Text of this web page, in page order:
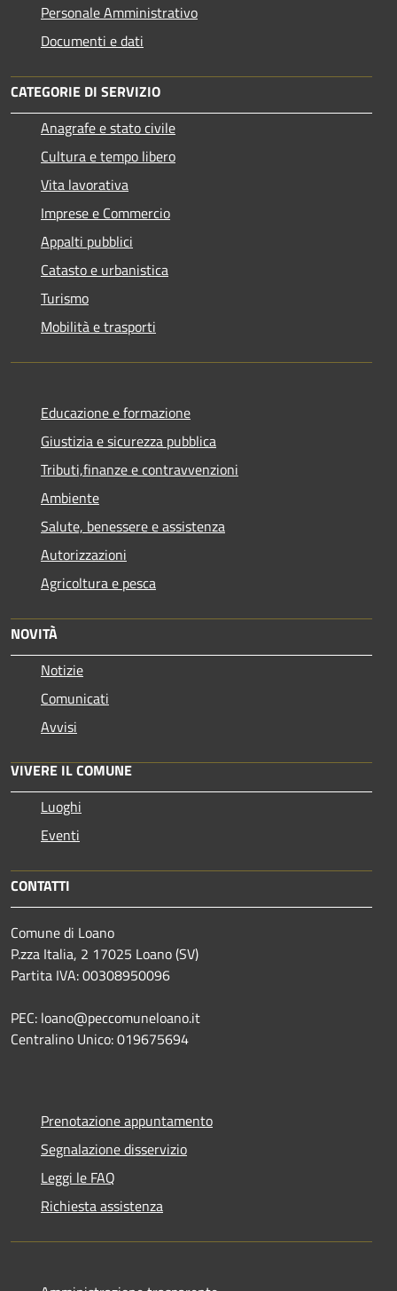
Personale Amministrativo
Documenti e dati
CATEGORIE DI SERVIZIO
Anagrafe e stato civile
Cultura e tempo libero
Vita lavorativa
Imprese e Commercio
Appalti pubblici
Catasto e urbanistica
Turismo
Mobilità e trasporti
Educazione e formazione
Giustizia e sicurezza pubblica
Tributi,finanze e contravvenzioni
Ambiente
Salute, benessere e assistenza
Autorizzazioni
Agricoltura e pesca
NOVITÀ
Notizie
Comunicati
Avvisi
VIVERE IL COMUNE
Luoghi
Eventi
CONTATTI
Comune di Loano
P.zza Italia, 2 17025 Loano (SV)
Partita IVA: 00308950096
PEC: loano@peccomuneloano.it
Centralino Unico: 019675694
Prenotazione appuntamento
Segnalazione disservizio
Leggi le FAQ
Richiesta assistenza